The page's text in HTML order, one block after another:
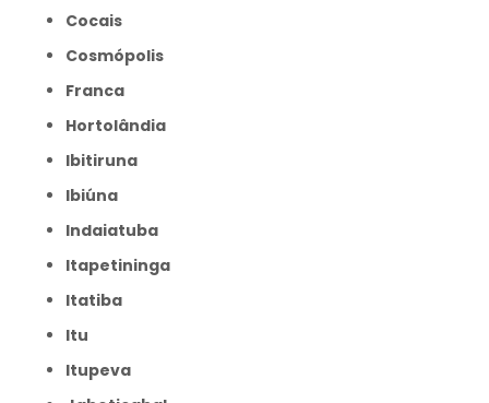
Cocais
Cosmópolis
Franca
Hortolândia
Ibitiruna
Ibiúna
Indaiatuba
Itapetininga
Itatiba
Itu
Itupeva